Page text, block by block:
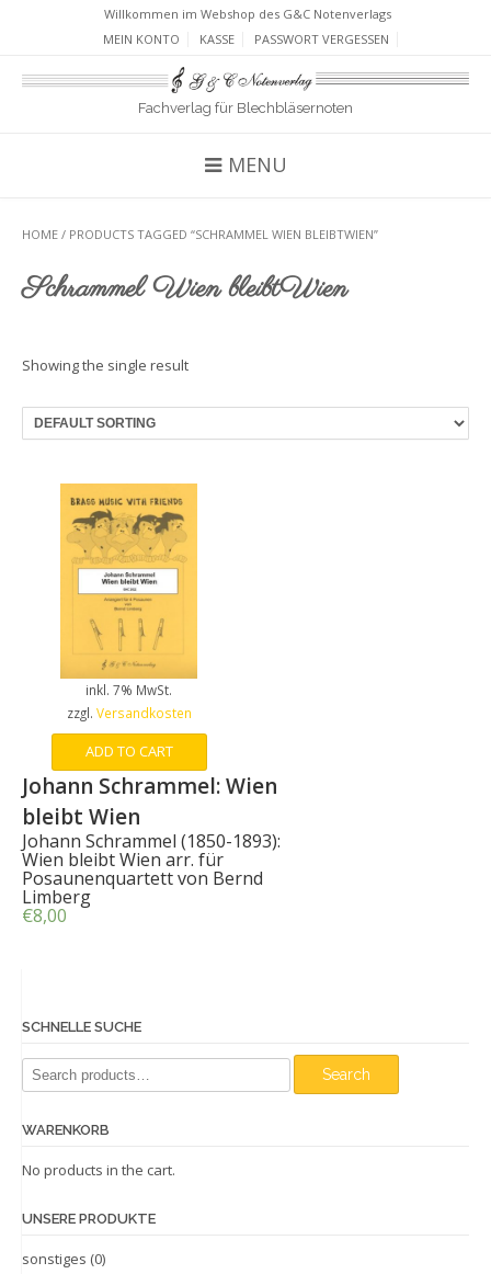
Willkommen im Webshop des G&C Notenverlags
MEIN KONTO
KASSE PASSWORT VERGESSEN
Fachverlag für Blechbläsernoten
MENU
HOME / PRODUCTS TAGGED “SCHRAMMEL WIEN BLEIBTWIEN”
Schrammel Wien bleibtWien
Showing the single result
inkl. 7% MwSt.
zzgl. Versandkosten
ADD TO CART
Johann Schrammel: Wien
bleibt Wien
Johann Schrammel (1850-1893):
Wien bleibt Wien arr. für
Posaunenquartett von Bernd
Limberg
€8,00
SCHNELLE SUCHE
Search
for:
Search
WARENKORB
No products in the cart.
UNSERE PRODUKTE
sonstiges (0)